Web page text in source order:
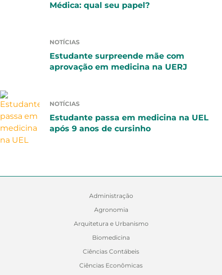
Médica: qual seu papel?
NOTÍCIAS
Estudante surpreende mãe com
aprovação em medicina na UERJ
NOTÍCIAS
Estudante passa em medicina na UEL
após 9 anos de cursinho
Administração
Agronomia
Arquitetura e Urbanismo
Biomedicina
Ciências Contábeis
Ciências Econômicas